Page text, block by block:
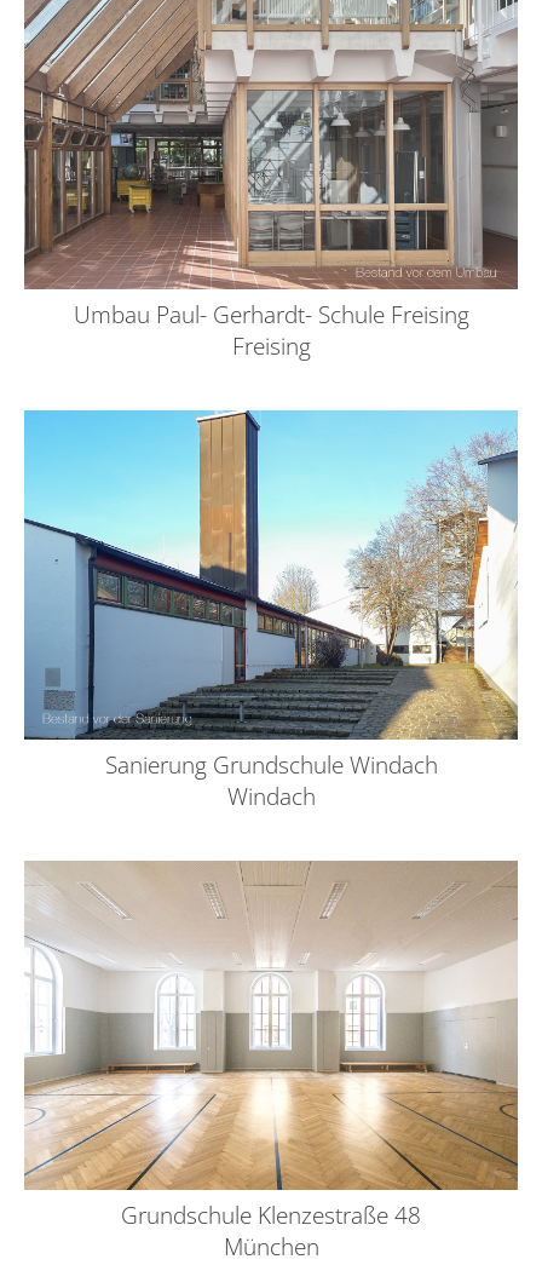
Umbau Paul- Gerhardt- Schule Freising
Freising
Sanierung Grundschule Windach
Windach
Grundschule Klenzestraße 48
München